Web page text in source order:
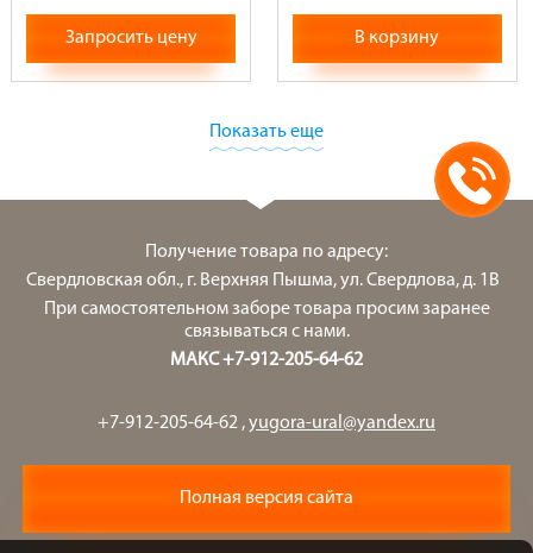
Запросить цену В корзину
Показать еще
Получение товара по адресу:
Свердловская обл., г. Верхняя Пышма, ул. Свердлова, д. 1В
При самостоятельном заборе товара просим заранее
связываться с нами.
МАКС +7-912-205-64-62
+7-912-205-64-62 ,yugora-ural@yandex.ru
Полная версия сайта